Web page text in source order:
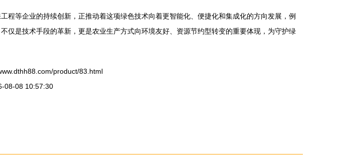
等企业的持续创新，正推动着这项绿色技术向着更智能化、便捷化和集成化的方向发展，例
是技术手段的革新，更是农业生产方式向环境友好、资源节约型转变的重要体现，为守护绿
product/83.html
08-08 10:57:30